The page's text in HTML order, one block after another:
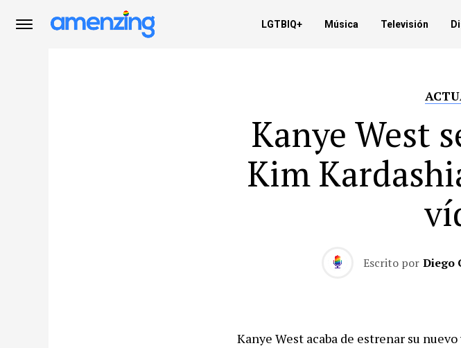
LGTBIQ+ Música Televisión
Kanye West
Kim
Escrito por Diego
Kanye West acaba de estrenar su